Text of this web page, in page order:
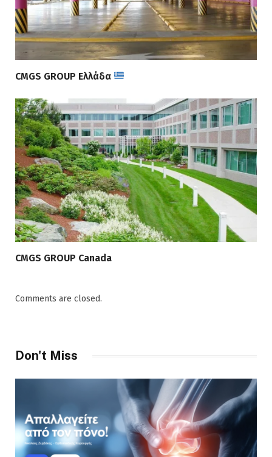
CMGS GROUP Ελλάδα
CMGS GROUP Canada
Comments are closed.
Don't Miss